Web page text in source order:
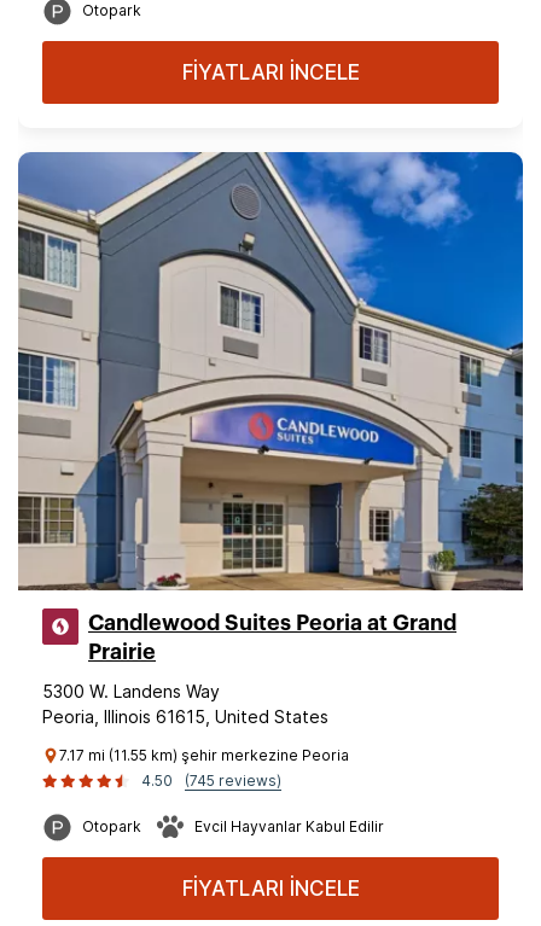
Otopark
FİYATLARI İNCELE
Candlewood Suites Peoria at Grand
Prairie
5300 W. Landens Way
Peoria, Illinois 61615, United States
7.17 mi (11.55 km) şehir merkezine Peoria
4.50
(745 reviews)
Otopark Evcil Hayvanlar Kabul Edilir
FİYATLARI İNCELE